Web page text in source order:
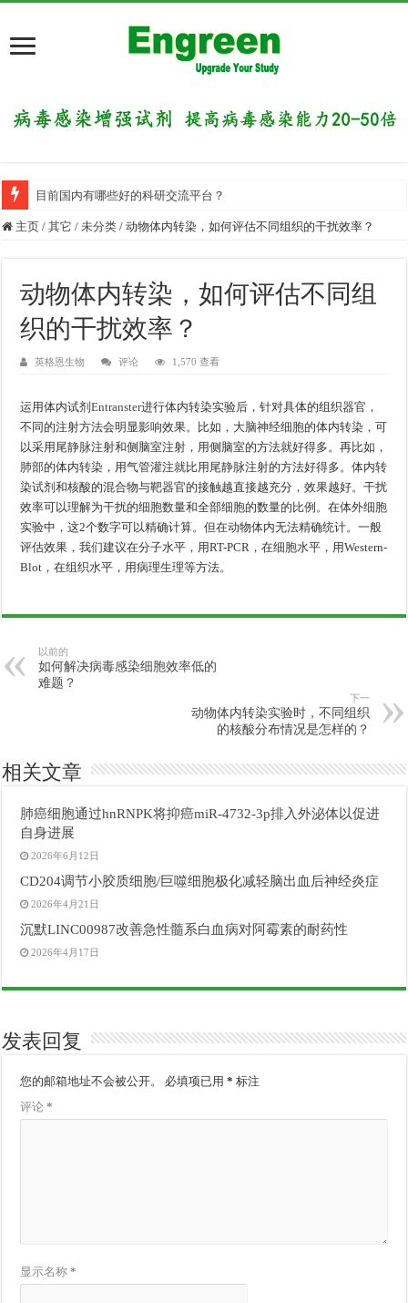
目前国内有哪些好的科研交流平台？
主页 / 其它 / 未分类 / 动物体内转染，如何评估不同组织的干扰效率？
动物体内转染，如何评估不同组
织的干扰效率？
英格恩生物 评论 1,570 查看
运用体内试剂Entranster进行体内转染实验后，针对具体的组织器官，
不同的注射方法会明显影响效果。比如，大脑神经细胞的体内转染，可
以采用尾静脉注射和侧脑室注射，用侧脑室的方法就好得多。再比如，
肺部的体内转染，用气管灌注就比用尾静脉注射的方法好得多。体内转
染试剂和核酸的混合物与靶器官的接触越直接越充分，效果越好。干扰
效率可以理解为干扰的细胞数量和全部细胞的数量的比例。在体外细胞
实验中，这2个数字可以精确计算。但在动物体内无法精确统计。一般
评估效果，我们建议在分子水平，用RT-PCR，在细胞水平，用Western-
Blot，在组织水平，用病理生理等方法。
以前的
如何解决病毒感染细胞效率低的
难题？
下一
动物体内转染实验时，不同组织
的核酸分布情况是怎样的？
相关文章
肺癌细胞通过hnRNPK将抑癌miR-4732-3p排入外泌体以促进
自身进展
2026年6月12日
CD204调节小胶质细胞/巨噬细胞极化减轻脑出血后神经炎症
2026年4月21日
沉默LINC00987改善急性髓系白血病对阿霉素的耐药性
2026年4月17日
发表回复
您的邮箱地址不会被公开。 必填项已用* 标注
评论*
显示名称*